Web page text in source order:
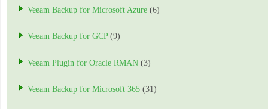
Veeam Backup for Microsoft Azure (6)
Veeam Backup for GCP(9)
Veeam Plugin for Oracle RMAN (3)
Veeam Backup for Microsoft 365 (31)